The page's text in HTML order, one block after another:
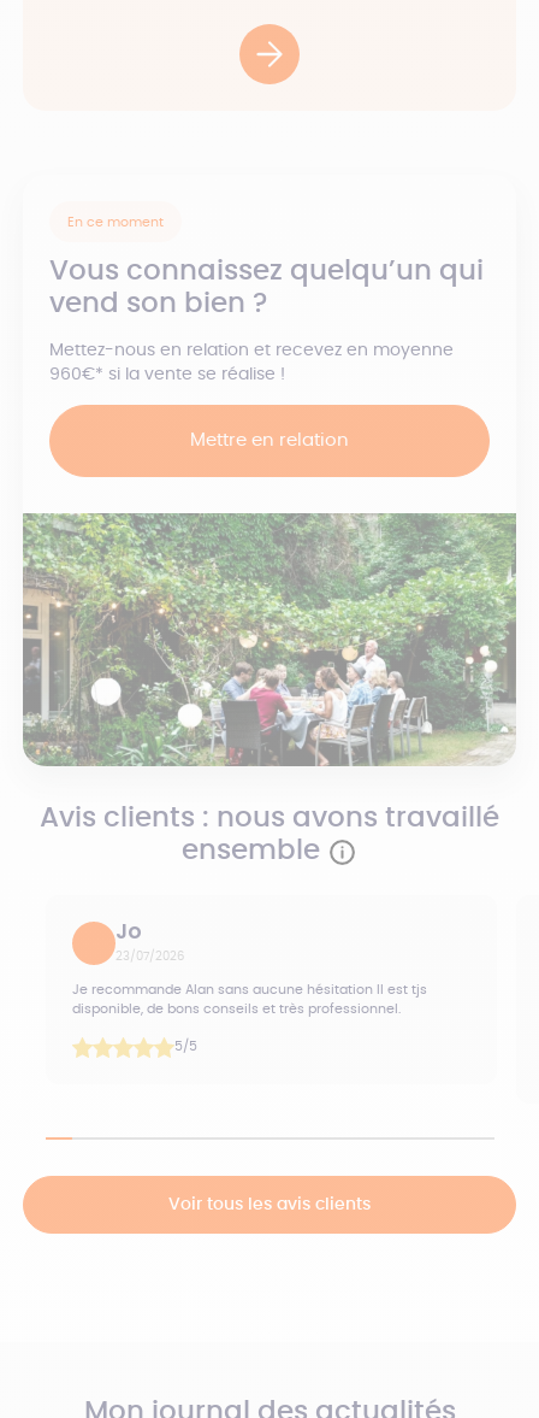
En ce moment
Vous connaissez quelqu’un qui
vend son bien ?
Mettez-nous en relation et recevez en moyenne
960€* si la vente se réalise !
Mettre en relation
Avis clients : nous avons travaillé
ensemble
Jo
23/07/2026
Je recommande Alan sans aucune hésitation Il est tjs
disponible, de bons conseils et très professionnel.
5/5
Voir tous les avis clients